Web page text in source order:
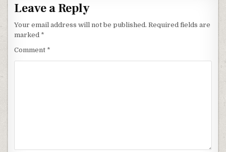
Leave a Reply
Your email address will not be published. Required fields are
marked *
Comment *